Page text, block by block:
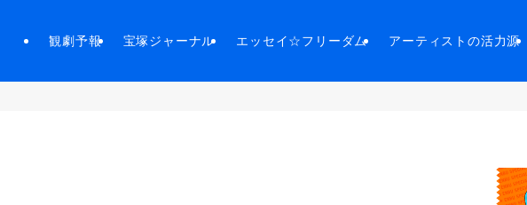
観劇予報 宝塚ジャーナル エッセイ☆フリーダム アーティストの活力源